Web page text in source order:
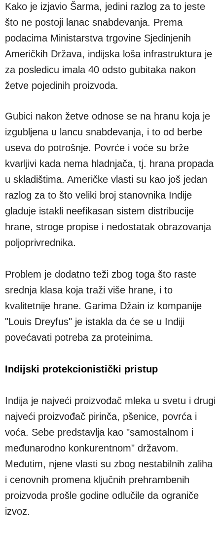
Kako je izjavio Šarma, jedini razlog za to jeste
što ne postoji lanac snabdevanja. Prema
podacima Ministarstva trgovine Sjedinjenih
Američkih Država, indijska loša infrastruktura je
za posledicu imala 40 odsto gubitaka nakon
žetve pojedinih proizvoda.
Gubici nakon žetve odnose se na hranu koja je
izgubljena u lancu snabdevanja, i to od berbe
useva do potrošnje. Povrće i voće su brže
kvarljivi kada nema hladnjača, tj. hrana propada
u skladištima. Američke vlasti su kao još jedan
razlog za to što veliki broj stanovnika Indije
gladuje istakli neefikasan sistem distribucije
hrane, stroge propise i nedostatak obrazovanja
poljoprivrednika.
Problem je dodatno teži zbog toga što raste
srednja klasa koja traži više hrane, i to
kvalitetnije hrane. Garima Džain iz kompanije
"Louis Dreyfus" je istakla da će se u Indiji
povećavati potreba za proteinima.
Indijski protekcionistički pristup
Indija je najveći proizvođač mleka u svetu i drugi
najveći proizvođač pirinča, pšenice, povrća i
voća. Sebe predstavlja kao "samostalnom i
međunarodno konkurentnom" državom.
Međutim, njene vlasti su zbog nestabilnih zaliha
i cenovnih promena ključnih prehrambenih
proizvoda prošle godine odlučile da ograniče
izvoz.